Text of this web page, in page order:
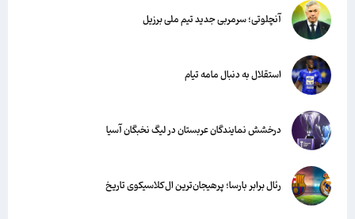
آنچلوتی؛ سرمربی جدید تیم ملی برزیل
استقلال به دنبال مامه تیام
درخشش نمایندگان عربستان در لیگ نخبگان آسیا
رئال برابر بارسا؛ پرهیجان‌‌ترین ال‌کلاسیکوی تاریخ